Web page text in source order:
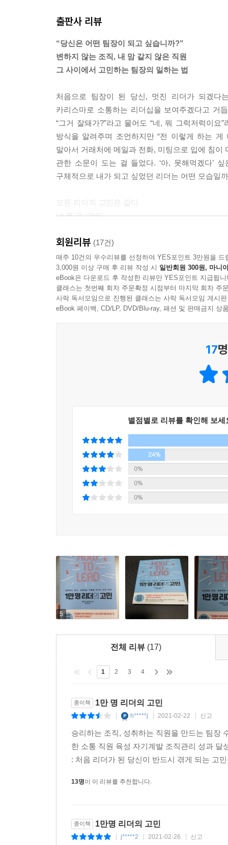
효과적인 질문을 할 수 있다면 굳이 목을 힘을 주고
하게 말해야 한다고 생각할 때일수록 세부적으
친절하게 알아들을 수 있도록 질문하는 것이 사람
--- 99p, 〈19. 어떻게 해야 저보다 나이 많은 직원
개인의 문제가 아니라 조직의 문제로 바라보고 어
용할 수 있는 방법이므로 꼭 시도해보도록 하세요.
--- 159p, 〈33. 좀처럼 자신의 의견을 굽히지 않
누구도 자신이 다니는 회사를 망치고 싶지 않을
신이 먼저 상사에게 왜 이런 지시를 내린 것인지 그
확인하는 것이 중요합니다. 왜 그런 목표를 내세
연관되지 않고 단지 과거의 관례나 고정관념에 의
으로 하는 일이 없을까요? 루틴하게 반복적으로
줄이기 위한 첫걸음입니다.
--- 220p, 〈46. 어떻게 해야 야근을 하지 않고도 성과를
출판사 리뷰
“당신은 어떤 팀장이 되고 싶습니까?”
변하지 않는 조직, 내 맘 같지 않은 직원
그 사이에서 고민하는 팀장의 일하는 법
처음으로 팀장이 된 당신, 멋진 리더가 되겠다
카리스마로 소통하는 리더십을 보여주겠다고 거
“그거 잘돼가?”라고 물어도 “네, 뭐 그럭저럭이
방식을 알려주며 조언하지만 “전 이렇게 하는
말아서 거래처에 메일과 전화, 미팅으로 입에 침
관한 소문이 도는 걸 들었다. ‘아, 못해먹겠다’
구체적으로 내가 되고 싶었던 리더는 어떤 모습일
‘소통’과 ‘관리’
끊임없이 유명 기업들로부터 리더십 강연 요청을
소통이 아닌 업무에 몰입하고, 성과를 만들고,
접근하는 것이 좋을지 친절하게 설명한다.
조직이 압박하는 불가능한 목표와 이에 반발하
일의 요령이 부족하고, 다른 팀원들과 사이가 좋
이 책에서는 리더의 수많은 고민 중 50가지를 엄
팀이 단합되어 서로 협력하는 분위기 속에서 팀
리더는 성과를 이끌어내기 위해 의욕을 북돋워
멘토의 건설적인 소통을 위해
리더는 어떤 소통을 해야 할까? 항상 ‘하하, 호호
유지함으로써 직원들이 일을 원활히 진행하고
최종 목적은 일이 어떻게 진행되는지 서로의 상
무엇이 문제인지 살펴보는 것부터 시작해보자.
트러블은 반드시 생긴다
스마트한 리더의 위기관리 원칙
위기를 관리하는 능력이 요구된다. 이를 위해서
그렇다면 문제를 원만하고 신속하게 해결하기
이 문제를 직원 개인의 문제가 아니라 조직 전체
직원들도 “문제가 생기면 바로 보고할 수 있는 분
리더가 슈퍼맨은 아니어도
누군가의 멘토, 롤모델은 될 수 있다
업무지만 콘텐츠 제작회사에서 식품제조회사의
공부하는 노력도 필요하지만 리더는 리더의 역할
리더의 일은 나아가야 할 방향을 제시하고 그 방
회원리뷰 (17건)
매주 10건의 우수리뷰를 선정하여 YES포인트 3만원을 드
3,000원 이상 구매 후 리뷰 작성 시 일반회원 300원, 마니
eBook은 다운로드 후 작성한 리뷰만 YES포인트 지급됩니
클래스는 첫번째 회차 주문확정 시점부터 마지막 회차 주
사락 독서모임으로 진행된 클래스는 사락 독서모임 게시
eBook 페이백, CD/LP, DVD/Blu-ray, 패션 및 판매금지 상
17
별점별로 리뷰를 확인해 보세
24%
0%
0%
0%
5
전체 리뷰 (17)
1 2 3 4
종이책 1만 명 리더의 고민
h*****j 2021-02-22 신고
승리하는 조직, 성취하는 직원을 만드는 팀장
한 소통 직원 육성 자기계발 조직관리 성과
: 처음 리더가 된 당신이 반드시 겪게 되는 고
13명이 이 리뷰를 추천합니다.
종이책 1만명 리더의 고민
j*****2 2021-02-26 신고